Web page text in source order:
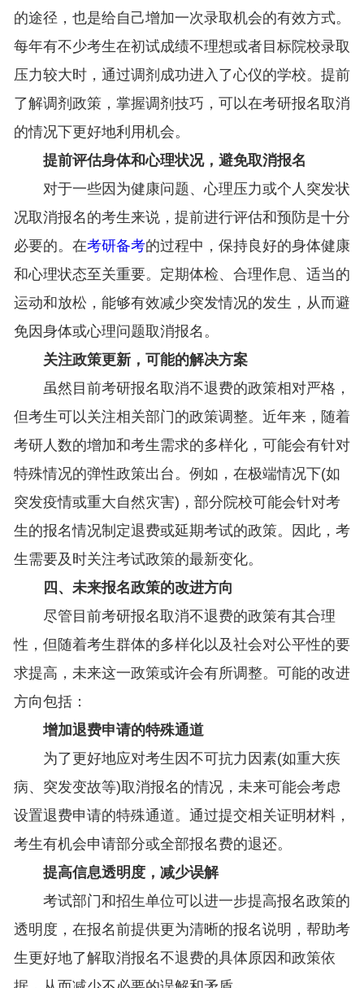
的途径，也是给自己增加一次录取机会的有效方式。
每年有不少考生在初试成绩不理想或者目标院校录取
压力较大时，通过调剂成功进入了心仪的学校。提前
了解调剂政策，掌握调剂技巧，可以在考研报名取消
的情况下更好地利用机会。
提前评估身体和心理状况，避免取消报名
对于一些因为健康问题、心理压力或个人突发状
况取消报名的考生来说，提前进行评估和预防是十分
必要的。在考研备考的过程中，保持良好的身体健康
和心理状态至关重要。定期体检、合理作息、适当的
运动和放松，能够有效减少突发情况的发生，从而避
免因身体或心理问题取消报名。
关注政策更新，可能的解决方案
虽然目前考研报名取消不退费的政策相对严格，
但考生可以关注相关部门的政策调整。近年来，随着
考研人数的增加和考生需求的多样化，可能会有针对
特殊情况的弹性政策出台。例如，在极端情况下(如
突发疫情或重大自然灾害)，部分院校可能会针对考
生的报名情况制定退费或延期考试的政策。因此，考
生需要及时关注考试政策的最新变化。
四、未来报名政策的改进方向
尽管目前考研报名取消不退费的政策有其合理
性，但随着考生群体的多样化以及社会对公平性的要
求提高，未来这一政策或许会有所调整。可能的改进
方向包括：
增加退费申请的特殊通道
为了更好地应对考生因不可抗力因素(如重大疾
病、突发变故等)取消报名的情况，未来可能会考虑
设置退费申请的特殊通道。通过提交相关证明材料，
考生有机会申请部分或全部报名费的退还。
提高信息透明度，减少误解
考试部门和招生单位可以进一步提高报名政策的
透明度，在报名前提供更为清晰的报名说明，帮助考
生更好地了解取消报名不退费的具体原因和政策依